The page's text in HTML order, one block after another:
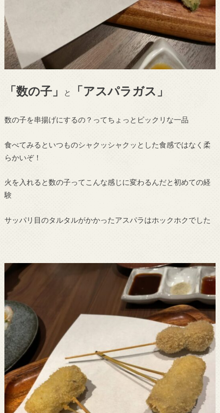
「数の子」 と 「アスパラガス」
数の子を串揚げにするの？ってちょっとビックリな一品
食べてみるといつものシャクッシャクッとした食感ではなく柔
らかいぞ！
火を入れると数の子ってこんな感じに変わるんだと初めての経
験
サッパリ目のタルタルがかかったアスパラはホックホクでした